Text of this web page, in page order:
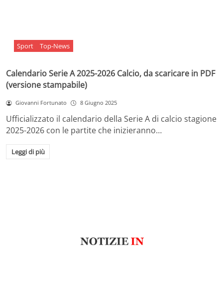
Sport Top-News
Calendario Serie A 2025-2026 Calcio, da scaricare in PDF
(versione stampabile)
Giovanni Fortunato 8 Giugno 2025
Ufficializzato il calendario della Serie A di calcio stagione
2025-2026 con le partite che inizieranno…
Leggi di più